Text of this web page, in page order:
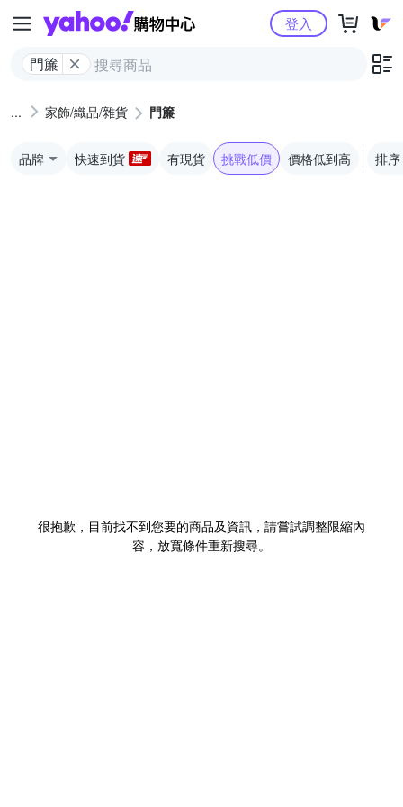
Yahoo購物中心
門簾
登入
家飾/織品/雜貨 門簾
品牌 快速到貨 有現貨 挑戰低價 價格低到高 排序
很抱歉，目前找不到您要的商品及資訊，請嘗試調整限縮內
容，放寬條件重新搜尋。